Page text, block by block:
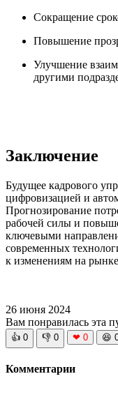
Сокращение
Повышение
Улучшение
другими
Заключение
Будущее кадрового
цифровизацией и
Прогнозирование
рабочей силы и
ключевыми
современных
к изменениям на
26 июня 2024
Вам понравилась эта
👍 0 👎 0 ❤ 0 😆
Комментарии